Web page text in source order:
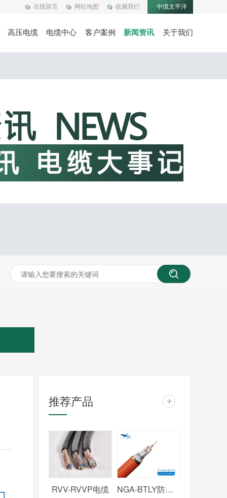
在线留言 网站地图 收藏我们 中缆太平洋
高压电缆 电缆中心 客户案例 新闻资讯 关于我们
推荐产品 +
RVV-RVVP电缆 NGA-BTLY防火电缆